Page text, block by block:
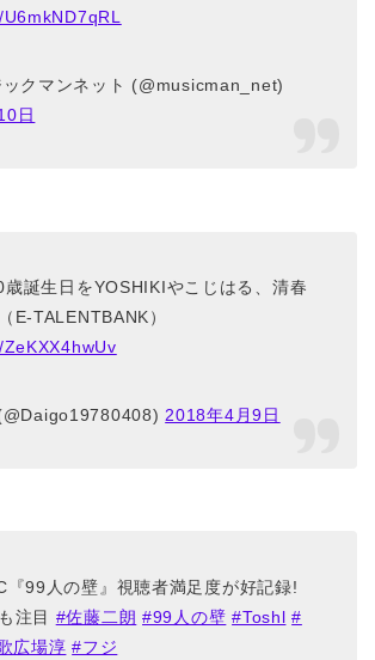
クマンネット (@musicman_net)
日
誕生日をYOSHIKIやこじはる、清春
E-TALENTBANK）
2018年4月9日
『99人の壁』視聴者満足度が好記録!
注目 #佐藤二朗 #99人の壁 #Toshl #
広場淳 #フジ